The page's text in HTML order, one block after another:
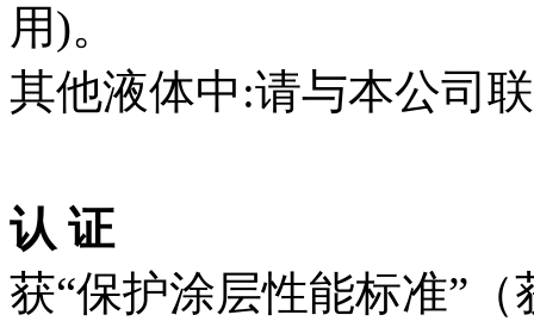
用)。
其他液体中:请与本公司
认 证
获“保护涂层性能标准”